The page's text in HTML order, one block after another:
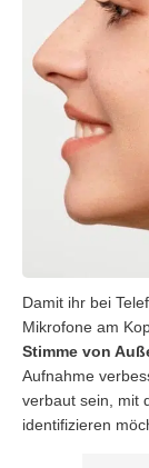
Damit ihr bei
Mikrofone am
Stimme von
Aufnahme
verbaut sein, mit
identifizieren